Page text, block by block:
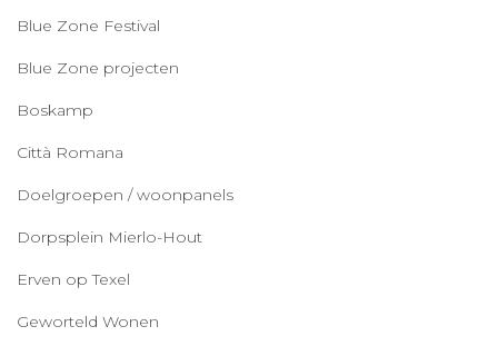
Blue Zone Festival
Blue Zone projecten
Boskamp
Città Romana
Doelgroepen / woonpanels
Dorpsplein Mierlo-Hout
Erven op Texel
Geworteld Wonen